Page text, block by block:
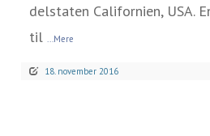
delstaten Californien, USA.
til ...Mere
18. november 2016